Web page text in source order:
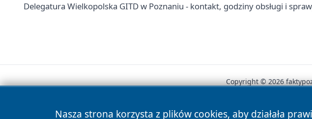
Delegatura Wielkopolska GITD w Poznaniu - kontakt, godziny obsługi i
Nasza strona korzysta z plików cookies, aby działała
Copyright © 2026
News Autorzy